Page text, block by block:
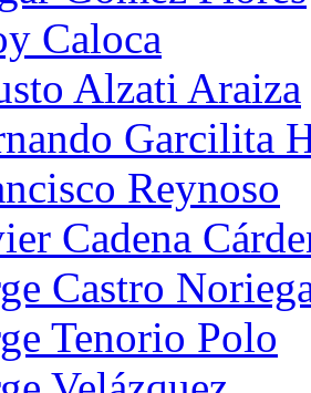
Caloca
Alzati Araiza
Garcilita
Reynoso
Cadena
Castro
Tenorio Polo